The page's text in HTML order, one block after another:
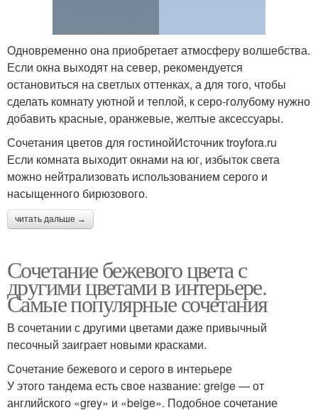
Одновременно она приобретает атмосферу волшебства.
Если окна выходят на север, рекомендуется
остановиться на светлых оттенках, а для того, чтобы
сделать комнату уютной и теплой, к серо-голубому нужно
добавить красные, оранжевые, желтые аксессуары.
Сочетания цветов для гостинойИсточник troyfora.ru
Если комната выходит окнами на юг, избыток света
можно нейтрализовать использованием серого и
насыщенного бирюзового.
читать дальше →
Сочетание бежевого цвета с
другими цветами в интерьере.
Самые популярные сочетания
В сочетании с другими цветами даже привычный
песочный заиграет новыми красками.
Сочетание бежевого и серого в интерьере
У этого тандема есть свое название: greige — от
английского «grey» и «beige». Подобное сочетание